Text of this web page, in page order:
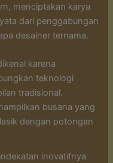
menciptakan karya
dari penggabungan
desainer ternama.
karena
teknologi
tradisional.
busana yang
dengan potongan
inovatifnya